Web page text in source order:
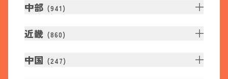
中部 (941 )
近畿 (860)
中国 (247)